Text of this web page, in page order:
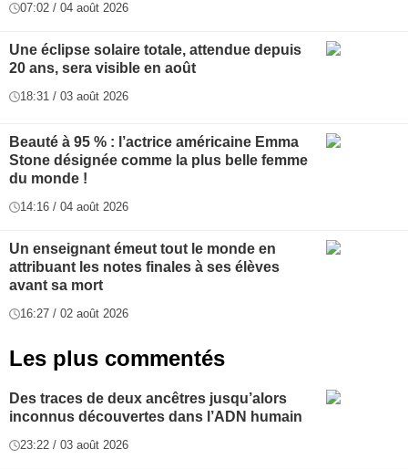
07:02 / 04 août 2026
Une éclipse solaire totale, attendue depuis
20 ans, sera visible en août
18:31 / 03 août 2026
Beauté à 95 % : l’actrice américaine Emma
Stone désignée comme la plus belle femme
du monde !
14:16 / 04 août 2026
Un enseignant émeut tout le monde en
attribuant les notes finales à ses élèves
avant sa mort
16:27 / 02 août 2026
Les plus commentés
Des traces de deux ancêtres jusqu’alors
inconnus découvertes dans l’ADN humain
23:22 / 03 août 2026